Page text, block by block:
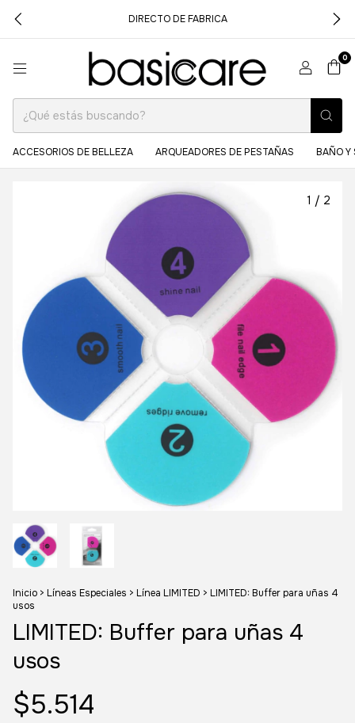
DIRECTO DE FABRICA
0
ACCESORIOS DE BELLEZA ARQUEADORES DE PESTAÑAS BAÑO Y
1 / 2
Inicio > Líneas Especiales > Línea LIMITED > LIMITED: Buffer para uñas 4
usos
LIMITED: Buffer para uñas 4
usos
$5.514